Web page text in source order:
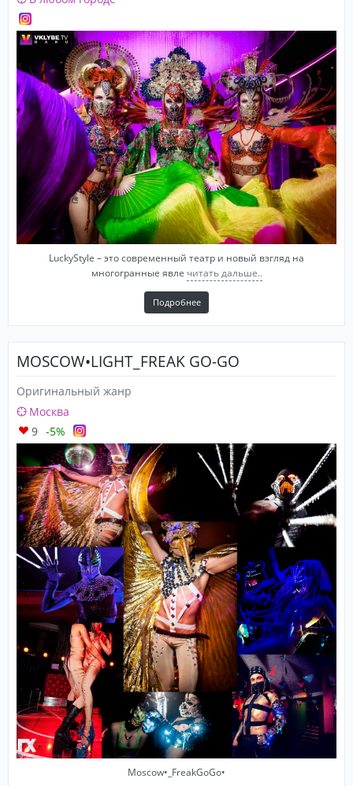
LuckyStyle – это современный театр и новый взгляд на
многогранные явле читать дальше..
Подробнее
MOSCOW•LIGHT_FREAK GO-GO
Оригинальный жанр
Москва
9 -5%
Moscow•_FreakGoGo•